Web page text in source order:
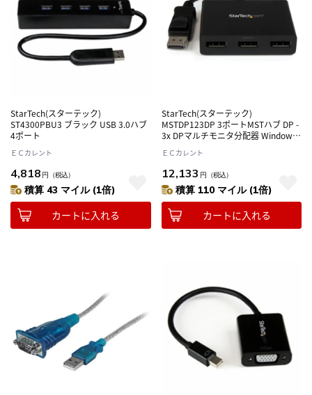
StarTech(スターテック)
ST4300PBU3 ブラック USB 3.0ハブ
4ポート
ＥＣカレント
4,818 円 （税込）
積算 43 マイル (1倍)
カートに入れる
StarTech(スターテック)
MSTDP123DP 3ポートMSTハブ DP -
3x DPマルチモニタ分配器 Windows
ＥＣカレント
12,133 円 （税込）
積算 110 マイル (1倍)
カートに入れる